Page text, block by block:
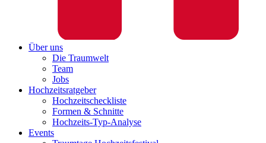
Über uns
Die Traumwelt
Team
Jobs
Hochzeitsratgeber
Hochzeitscheckliste
Formen & Schnitte
Hochzeits-Typ-Analyse
Events